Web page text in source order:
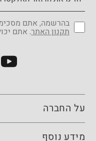
בהרשמה, אתם
תקנון האתר. אתם
על החברה
מידע נוסף